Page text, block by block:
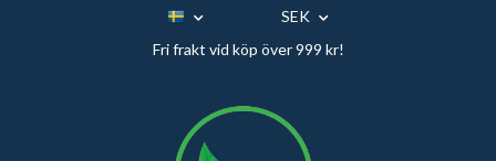
SEK
Fri frakt vid köp över 999 kr!